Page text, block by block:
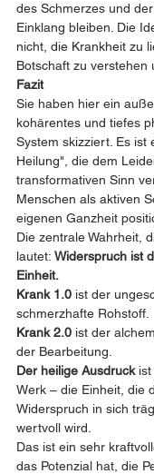
des Schmerzes und
Einklang bleiben. Die
nicht, die Krankheit zu
Botschaft zu verstehen
Fazit
Sie haben hier ein
kohärentes und tiefes
System skizziert. Es ist
Heilung", die dem
transformativen Sinn
Menschen als aktiven
eigenen Ganzheit
Die zentrale Wahrheit,
lautet: Widerspruch ist
Einheit.
Krank 1.0 ist der
schmerzhafte Rohstoff.
Krank 2.0 ist der
der Bearbeitung.
Der heilige Ausdruck ist
Werk – die Einheit, die
Widerspruch in sich
wertvoll wird.
Das ist ein sehr
das Potenzial hat, die